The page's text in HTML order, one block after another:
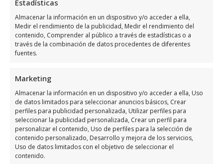
Estadísticas
Almacenar la información en un dispositivo y/o acceder a ella,
Medir el rendimiento de la publicidad, Medir el rendimiento del
contenido, Comprender al público a través de estadísticas o a
través de la combinación de datos procedentes de diferentes
fuentes.
Marketing
Almacenar la información en un dispositivo y/o acceder a ella, Uso
de datos limitados para seleccionar anuncios básicos, Crear
perfiles para publicidad personalizada, Utilizar perfiles para
seleccionar la publicidad personalizada, Crear un perfil para
personalizar el contenido, Uso de perfiles para la selección de
contenido personalizado, Desarrollo y mejora de los servicios,
Uso de datos limitados con el objetivo de seleccionar el
contenido.
Costa
Las tiendas de bebés en Orihuela Costa
ofrecen diversos servicios que pueden
compra. Entre estos servicios se incluyen el
asesoramiento personalizado , que ayuda a
los padres a tomar decisiones informadas, y
losservicios de entrega a domicilio, que
añaden conveniencia al proceso de compra.
También es común encontrar políticas de
devolución flexibles, lo que brinda